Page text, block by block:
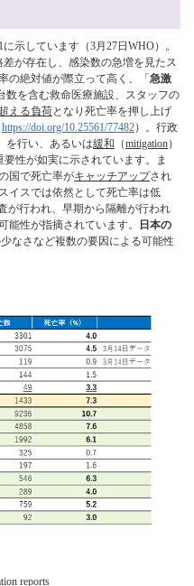
示しています（3月27日WHO）。
が存在し、感染数の急増を見たス
の絶対値が際立って高く、「 急激
数を含む救命医療施設、スタッフの
える負荷となり死亡率を押し上げ
https://doi.org/10.25561/77482）。行政
を行い、あるいは緩和 （mitigation）
性が如実に示されています。ま
国で死亡率がキャッチアップされ
イスでは依然として死亡率は低
が行われ、早期から隔離が行われ
能性が指摘されています。
日本の
なさなど複数の要因による可能性
reports